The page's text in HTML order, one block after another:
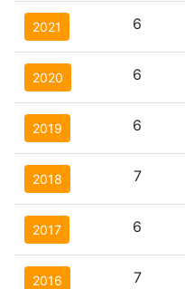
2021 6
2020 6
2019 6
2018 7
2017 6
2016 7